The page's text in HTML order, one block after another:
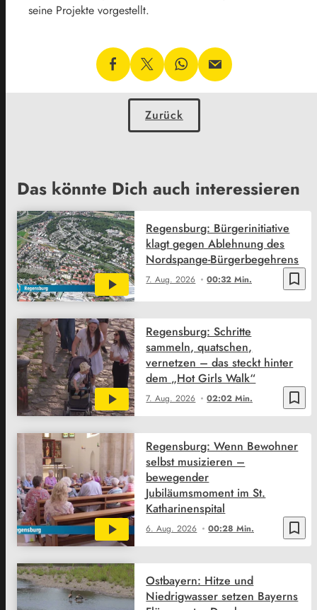
seine Projekte vorgestellt.
Zurück
Das könnte Dich auch interessieren
bookmark_border
7. Aug. 2026 00:32 Min.
Regensburg: Bürgerinitiative
klagt gegen Ablehnung des
Nordspange-Bürgerbegehrens
bookmark_border
7. Aug. 2026 02:02 Min.
Regensburg: Schritte
sammeln, quatschen,
vernetzen – das steckt hinter
dem „Hot Girls Walk“
bookmark_border
6. Aug. 2026 00:28 Min.
Regensburg: Wenn Bewohner
selbst musizieren –
bewegender
Jubiläumsmoment im St.
Katharinenspital
Ostbayern: Hitze und
Niedrigwasser setzen Bayerns